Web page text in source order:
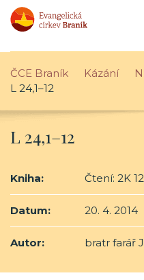
ČCE Braník Kázání
L 24,1–12
L 24,1–12
Kniha: Čtení: 2K
Datum: 20. 4. 2014
Autor: bratr farář